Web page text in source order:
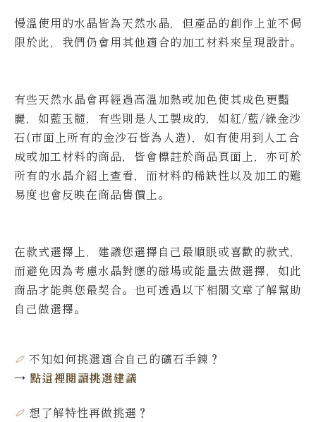
慢溫使用的水晶皆為天然水晶，但產品的創作上並不侷
限於此，我們仍會用其他適合的加工材料來呈現設計。
有些天然水晶會再經過高溫加熱或加色使其成色更豔
麗，如藍玉髓，有些則是人工製成的，如紅/藍/綠金沙
石(市面上所有的金沙石皆為人造)，如有使用到人工合
成或加工材料的商品，皆會標註於商品頁面上，亦可於
所有的水晶介紹上查看，而材料的稀缺性以及加工的難
易度也會反映在商品售價上。
在款式選擇上，建議您選擇自己最順眼或喜歡的款式，
而避免因為考慮水晶對應的磁場或能量去做選擇，如此
商品才能與您最契合。也可透過以下相關文章了解幫助
自己做選擇。
不知如何挑選適合自己的礦石手鍊 ？
→ 點這裡閱讀挑選建議
想了解特性再做挑選 ？